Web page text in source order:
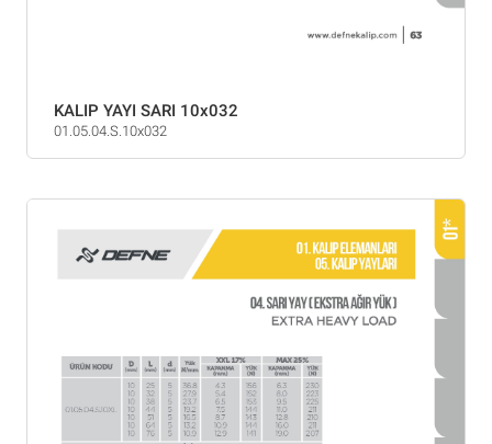
KALIP YAYI SARI 10x032
01.05.04.S.10x032